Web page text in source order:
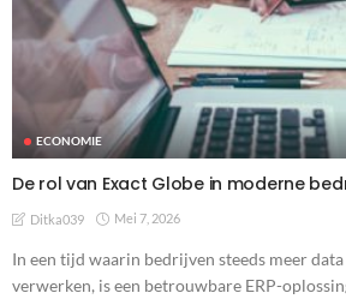
ECONOMIE
De rol van Exact Globe in moderne
Ditka039 Mei 7, 2026
In een tijd waarin bedrijven steeds meer
verwerken, is een betrouwbare ERP-